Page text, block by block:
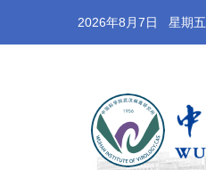
2026年8月7日 星期五